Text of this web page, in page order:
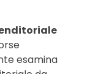
esamina